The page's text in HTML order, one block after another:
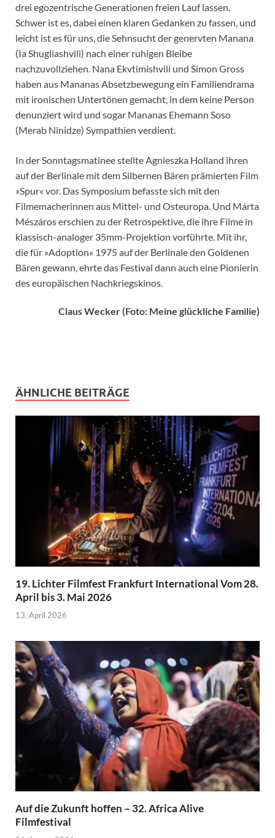
drei egozentrische Generationen freien Lauf lassen.
Schwer ist es, dabei einen klaren Gedanken zu fassen, und
leicht ist es für uns, die Sehnsucht der genervten Manana
(Ia Shugliashvili) nach einer ruhigen Bleibe
nachzuvollziehen. Nana Ekvtimishvili und Simon Gross
haben aus Mananas Absetzbewegung ein Familiendrama
mit ironischen Untertönen gemacht, in dem keine Person
denunziert wird und sogar Mananas Ehemann Soso
(Merab Ninidze) Sympathien verdient.
In der Sonntagsmatinee stellte Agnieszka Holland ihren
auf der Berlinale mit dem Silbernen Bären prämierten Film
»Spur« vor. Das Symposium befasste sich mit den
Filmemacherinnen aus Mittel- und Osteuropa. Und Márta
Mészáros erschien zu der Retrospektive, die ihre Filme in
klassisch-analoger 35mm-Projektion vorführte. Mit ihr,
die für »Adoption« 1975 auf der Berlinale den Goldenen
Bären gewann, ehrte das Festival dann auch eine Pionierin
des europäischen Nachkriegskinos.
Claus Wecker (Foto: Meine glückliche Familie)
ÄHNLICHE BEITRÄGE
19. Lichter Filmfest Frankfurt International Vom 28.
April bis 3. Mai 2026
13. April 2026
Auf die Zukunft hoffen – 32. Africa Alive
Filmfestival